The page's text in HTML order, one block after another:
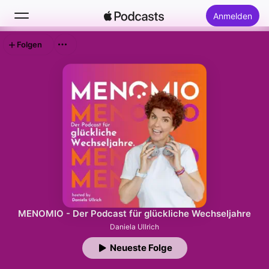
Anmelden
Startseite
Top-Charts
MENOMIO - Der Podcast für glückliche Wechseljahre
Daniela Ullrich
Neueste Folge
Folgen